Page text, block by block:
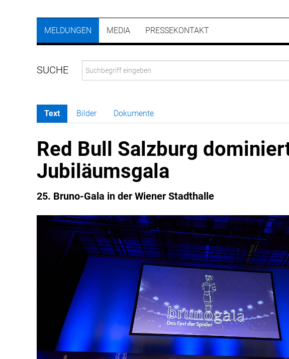
MELDUNGEN MEDIA PRESSEKONTAKT
Text Bilder Dokumente
Red Bull Salzburg
Jubiläumsgala
25. Bruno-Gala in der Wiener Stadthalle